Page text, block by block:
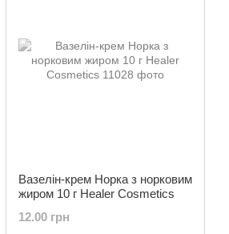
Вазелін-крем Норка з норковим
жиром 10 г Healer Cosmetics
12.00 грн